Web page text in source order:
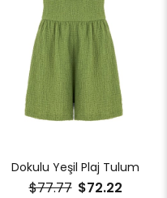
Dokulu Yeşil Plaj Tulum
$72.22
$77.77